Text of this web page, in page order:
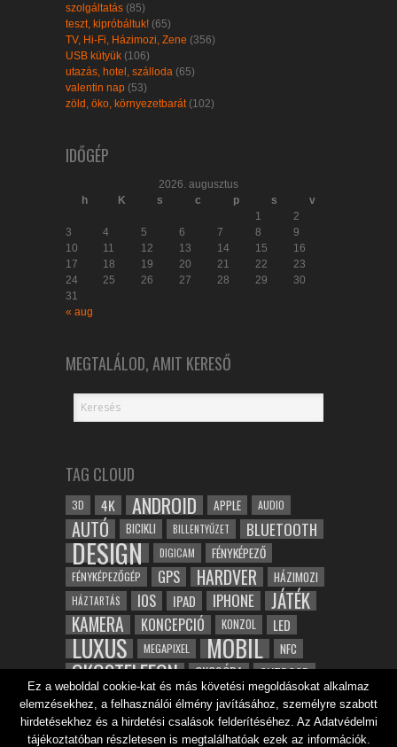
szolgáltatás (85)
teszt, kipróbáltuk! (65)
TV, Hi-Fi, Házimozi, Zene (356)
USB kütyük (106)
utazás, hotel, szálloda (65)
valentin nap (53)
zöld, öko, környezetbarát (102)
IDŐGÉP
2026. augusztus
h
K s c p s
v
1
2
3
4 5 6 7 8
9
10
11 12 13 14 15
16
17
18 19 20 21 22
23
24
25 26 27 28 29
30
31
« aug
MEGTALÁLOD, AMIT KERESŐ
TAG CLOUD
3D 4K ANDROID APPLE AUDIO
AUTÓ BICIKLI BILLENTYŰZET BLUETOOTH
DESIGN DIGICAM FÉNYKÉPEZŐ
FÉNYKÉPEZŐGÉP GPS HARDVER HÁZIMOZI
HÁZTARTÁS IOS IPAD IPHONE JÁTÉK
KAMERA KONCEPCIÓ KONZOL LED
LUXUS MEGAPIXEL MOBIL NFC
OKOSTELEFON OKOSÓRA OUTDOOR
ROBOT SAMSUNG SPORT TABLET
TESZT VIDEÓ VÍZÁLLÓ WIFI ZENE ZÖLD
Ez a weboldal cookie-kat és más követési megoldásokat alkalmaz
elemzésekhez, a felhasználói élmény javításához, személyre szabott
hirdetésekhez és a hirdetési csalások felderítéséhez. Az Adatvédelmi
tájékoztatóban részletesen is megtalálhatóak ezek az információk.